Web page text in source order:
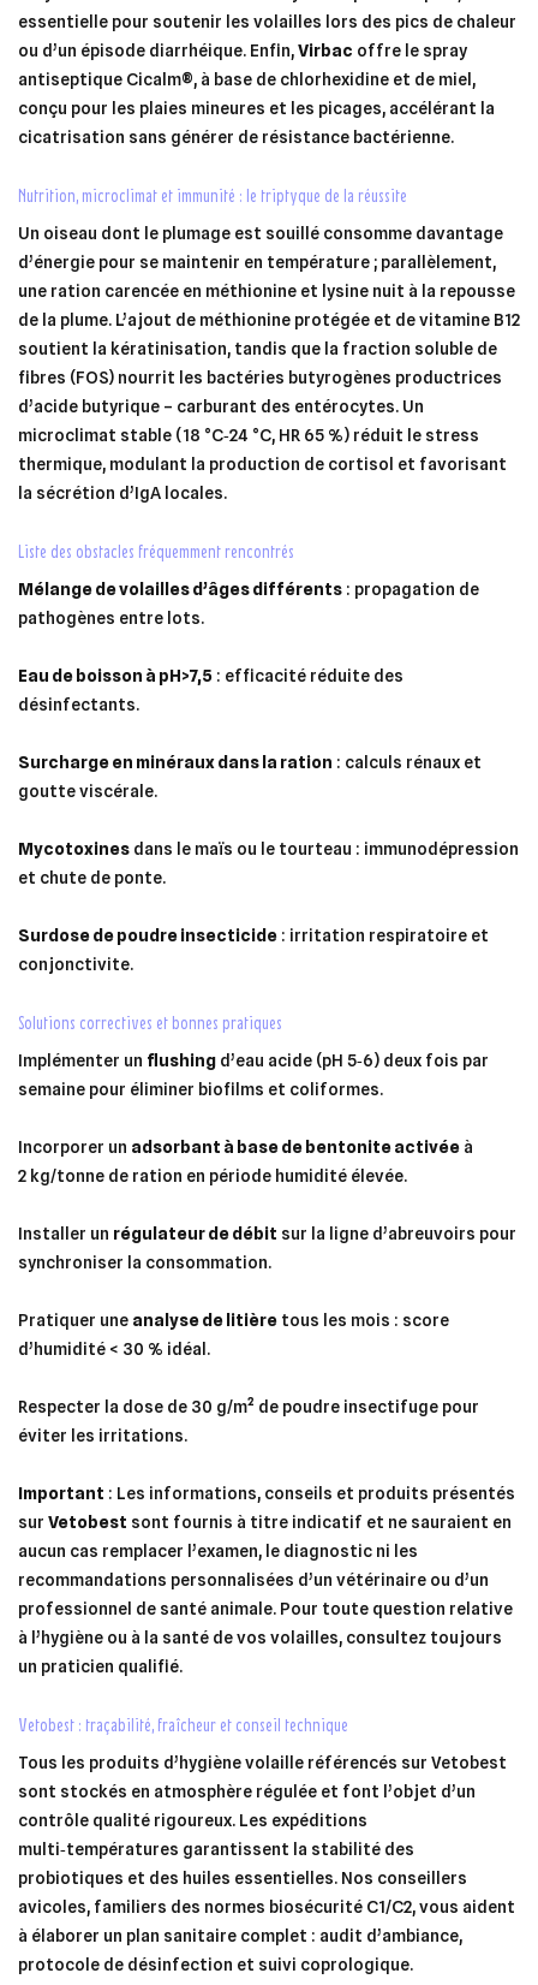
essentielle pour soutenir les volailles lors des pics de chaleur
ou d’un épisode diarrhéique. Enfin,Virbac offre le spray
antiseptique Cicalm®, à base de chlorhexidine et de miel,
conçu pour les plaies mineures et les picages, accélérant la
cicatrisation sans générer de résistance bactérienne.
nutrition, microclimat et immunité : le triptyque de la réussite
Un oiseau dont le plumage est souillé consomme davantage
d’énergie pour se maintenir en température ; parallèlement,
une ration carencée en méthionine et lysine nuit à la repousse
de la plume. L’ajout de méthionine protégée et de vitamine B12
soutient la kératinisation, tandis que la fraction soluble de
fibres (FOS) nourrit les bactéries butyrogènes productrices
d’acide butyrique – carburant des entérocytes. Un
microclimat stable (18 °C‑24 °C, HR 65 %) réduit le stress
thermique, modulant la production de cortisol et favorisant
la sécrétion d’IgA locales.
liste des obstacles fréquemment rencontrés
Mélange de volailles d’âges différents : propagation de
pathogènes entre lots.
Eau de boisson à pH > 7,5 : efficacité réduite des
désinfectants.
Surcharge en minéraux dans la ration : calculs rénaux et
goutte viscérale.
Mycotoxines dans le maïs ou le tourteau : immunodépression
et chute de ponte.
Surdose de poudre insecticide : irritation respiratoire et
conjonctivite.
solutions correctives et bonnes pratiques
Implémenter un flushing d’eau acide (pH 5‑6) deux fois par
semaine pour éliminer biofilms et coliformes.
Incorporer un adsorbant à base de bentonite activée à
2 kg/tonne de ration en période humidité élevée.
Installer un régulateur de débit sur la ligne d’abreuvoirs pour
synchroniser la consommation.
Pratiquer une analyse de litière tous les mois : score
d’humidité < 30 % idéal.
Respecter la dose de 30 g/m² de poudre insectifuge pour
éviter les irritations.
Important : Les informations, conseils et produits présentés
sur Vetobest sont fournis à titre indicatif et ne sauraient en
aucun cas remplacer l’examen, le diagnostic ni les
recommandations personnalisées d’un vétérinaire ou d’un
professionnel de santé animale. Pour toute question relative
à l’hygiène ou à la santé de vos volailles, consultez toujours
un praticien qualifié.
vetobest : traçabilité, fraîcheur et conseil technique
Tous les produits d’hygiène volaille référencés sur Vetobest
sont stockés en atmosphère régulée et font l’objet d’un
contrôle qualité rigoureux. Les expéditions
multi‑températures garantissent la stabilité des
probiotiques et des huiles essentielles. Nos conseillers
avicoles, familiers des normes biosécurité C1/C2, vous aident
à élaborer un plan sanitaire complet : audit d’ambiance,
protocole de désinfection et suivi coprologique.